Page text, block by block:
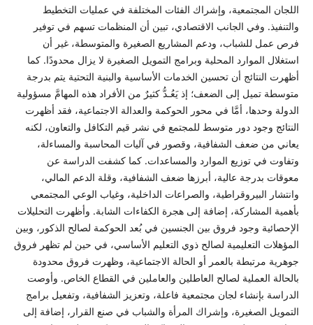
اللجان المجتمعية، وإشراك الفئات المختلفة في عمليات التخطيط
والتنفيذ. وفي الجانب الاقتصادي، تبين أن المنظمات تسهم في توفير
فرص عمل للشباب، ودعم المشاريع الصغيرة والمتوسطة، غير أن
استغلال الموارد المحلية وبرامج التمويل الصغيرة لا يزال محدودًا. كما
أظهرت النتائج أن تحسين الخدمات الأساسية والبنية التحتية يتم بدرجة
متوسطة تميل إلى الضعف؛ إذ يَعُـدُّ كثيرٌ من الأفراد هذه المهامَّ مسؤولية
الدولة وحدها، أمَّا في محور الحوكمة والعدالة الاجتماعية، فقد أظهرت
النتائج وجود دور متوسط للمجتمع في نشر قيم التكافل والتعاون، لكنه
يعاني من ضعف الشفافية، وقصور في آليات المحاسبة والمساءلة،
وتفاوت في توزيع الموارد والمساعدات. كما كشفت الدراسة عن
معوقات بدرجة عالية، أبرزها ضعف الشفافية، وقلة الدعم المالي،
وانتشار البيروقراطية، والصراعات الداخلية، وغياب الوعي المجتمعي
بأهمية المشاركة، إضافة إلى هجرة الكفاءات الشابة. وأظهرت التحليلات
الإحصائية وجود فروق بين الجنسين في بُعد الحوكمة لصالح الذكور، وبين
المؤهلات التعليمية لصالح ذوي التعليم الأساسي، في حين لم تظهر فروق
جوهرية مرتبطة بالعمر أو الحالة الاجتماعية، وظهرت فروق محدودة
بالحالة العملية لصالح العاطلين والعاملين في القطاع الخاص. وأوصت
الدراسة بإنشاء لجان مجتمعية فاعلة، وتعزيز الشفافية، وتفعيل برامج
التمويل الصغيرة، وإشراك المرأة والشباب في صنع القرار، إضافة إلى